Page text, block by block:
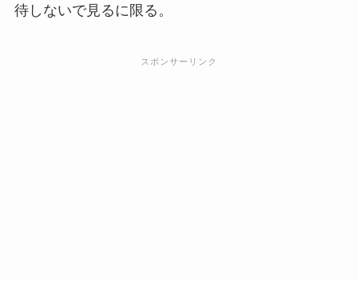
待しないで見るに限る。
スポンサーリンク